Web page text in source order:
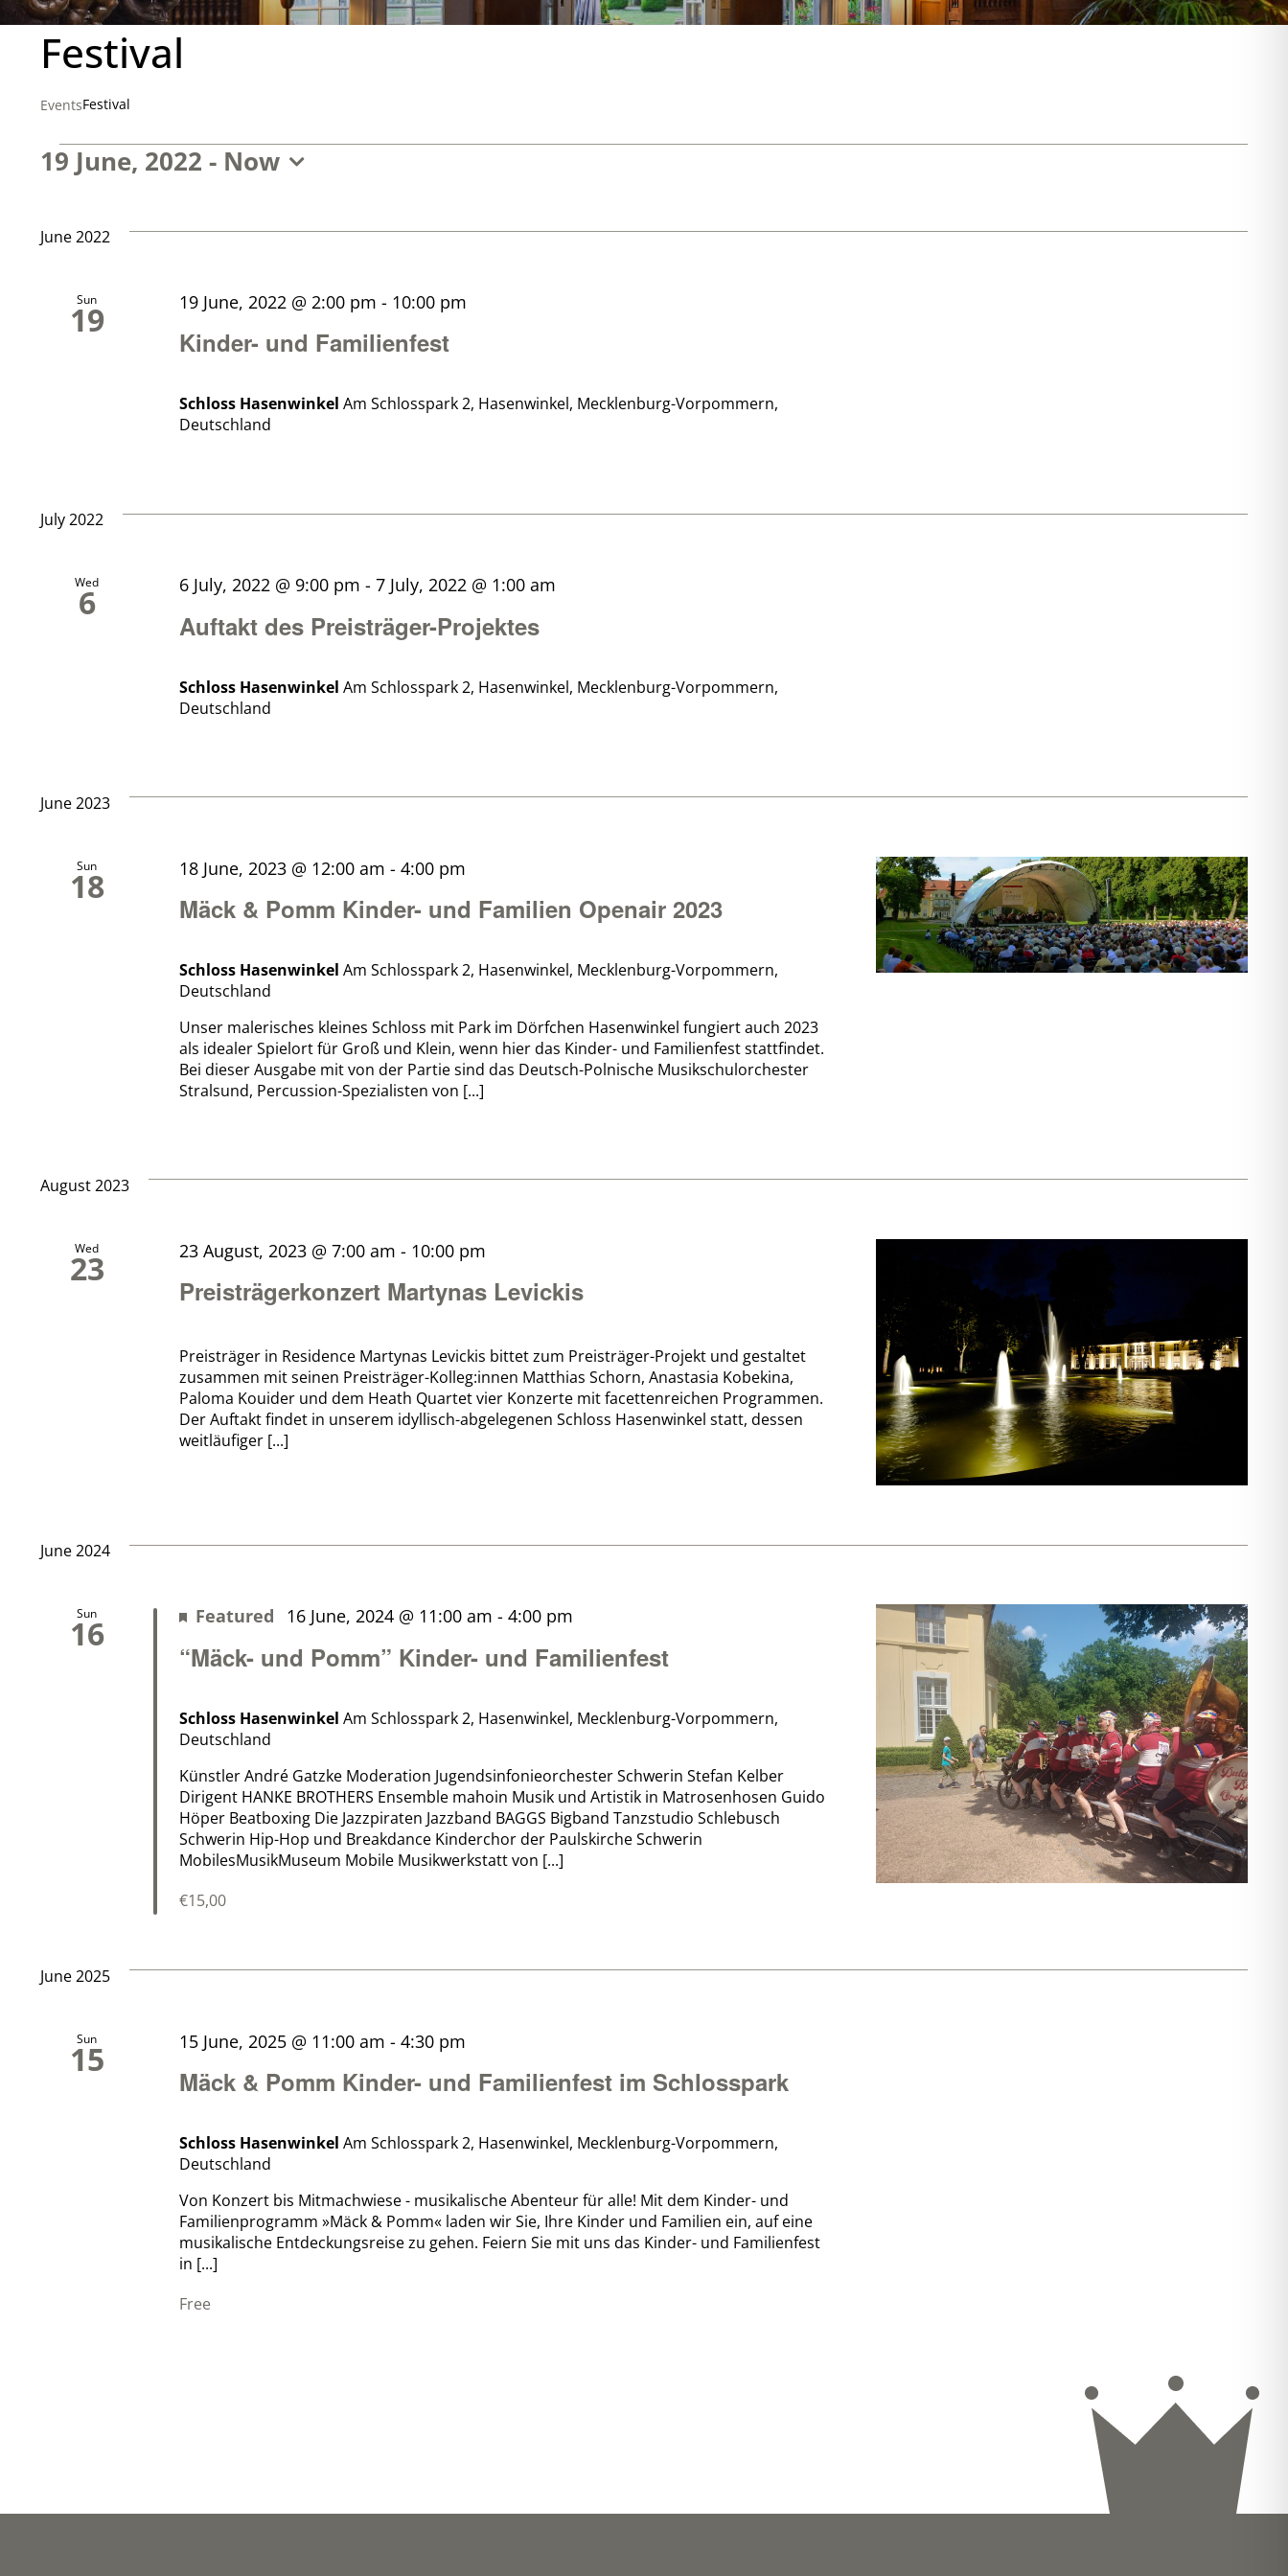
Festival
EventsFestival
Events
19 June, 2022 - Now
June 2022
Sun
19
Kinder- und Familienfest
19 June, 2022 @ 2:00 pm - 10:00 pm
Schloss HasenwinkelAm Schlosspark 2, Hasenwinkel, Mecklenburg-Vorpommern,
Deutschland
July 2022
Wed
6
Auftakt des Preisträger-Projektes
6 July, 2022 @ 9:00 pm -7 July, 2022 @ 1:00 am
Schloss HasenwinkelAm Schlosspark 2, Hasenwinkel, Mecklenburg-Vorpommern,
Deutschland
June 2023
Sun
18
Mäck & Pomm Kinder- und Familien Openair 2023
18 June, 2023 @ 12:00 am -4:00 pm
Schloss HasenwinkelAm Schlosspark 2, Hasenwinkel, Mecklenburg-Vorpommern,
Deutschland
Unser malerisches kleines Schloss mit Park im Dörfchen Hasenwinkel fungiert auch 2023
als idealer Spielort für Groß und Klein, wenn hier das Kinder- und Familienfest stattfindet.
Bei dieser Ausgabe mit von der Partie sind das Deutsch-Polnische Musikschulorchester
Stralsund, Percussion-Spezialisten von [...]
August 2023
Wed
23
Preisträgerkonzert Martynas Levickis
23 August, 2023 @ 7:00 am - 10:00 pm
Preisträger in Residence Martynas Levickis bittet zum Preisträger-Projekt und gestaltet
zusammen mit seinen Preisträger-Kolleg:innen Matthias Schorn, Anastasia Kobekina,
Paloma Kouider und dem Heath Quartet vier Konzerte mit facettenreichen Programmen.
Der Auftakt findet in unserem idyllisch-abgelegenen Schloss Hasenwinkel statt, dessen
weitläufiger [...]
June 2024
Sun
16
“Mäck- und Pomm” Kinder- und Familienfest
Featured 16 June, 2024 @ 11:00 am -4:00 pm
Schloss HasenwinkelAm Schlosspark 2, Hasenwinkel, Mecklenburg-Vorpommern,
Deutschland
Künstler André Gatzke Moderation Jugendsinfonieorchester Schwerin Stefan Kelber
Dirigent HANKE BROTHERS Ensemble mahoin Musik und Artistik in Matrosenhosen Guido
Höper Beatboxing Die Jazzpiraten Jazzband BAGGS Bigband Tanzstudio Schlebusch
Schwerin Hip-Hop und Breakdance Kinderchor der Paulskirche Schwerin
MobilesMusikMuseum Mobile Musikwerkstatt von [...]
€15,00
June 2025
Sun
15
Mäck & Pomm Kinder- und Familienfest im Schlosspark
15 June, 2025 @ 11:00 am -4:30 pm
Schloss HasenwinkelAm Schlosspark 2, Hasenwinkel, Mecklenburg-Vorpommern,
Deutschland
Von Konzert bis Mitmachwiese - musikalische Abenteur für alle! Mit dem Kinder- und
Familienprogramm »Mäck & Pomm« laden wir Sie, Ihre Kinder und Familien ein, auf eine
musikalische Entdeckungsreise zu gehen. Feiern Sie mit uns das Kinder- und Familienfest
in [...]
Free